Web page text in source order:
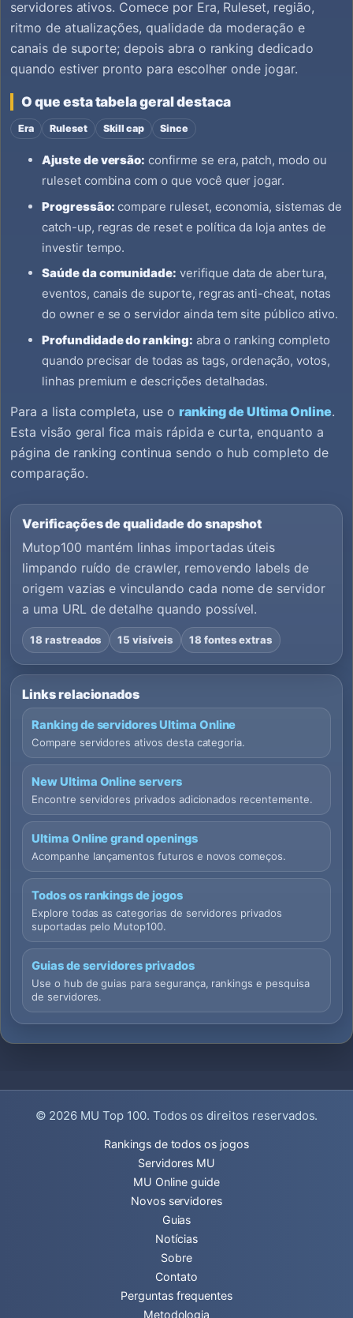
servidores ativos. Comece por Era, Ruleset, região,
ritmo de atualizações, qualidade da moderação e
canais de suporte; depois abra o ranking dedicado
quando estiver pronto para escolher onde jogar.
O que esta tabela geral destaca
Era Ruleset Skill cap Since
Ajuste de versão: confirme se era, patch, modo ou
ruleset combina com o que você quer jogar.
Progressão: compare ruleset, economia, sistemas de
catch-up, regras de reset e política da loja antes de
investir tempo.
Saúde da comunidade: verifique data de abertura,
eventos, canais de suporte, regras anti-cheat, notas
do owner e se o servidor ainda tem site público ativo.
Profundidade do ranking: abra o ranking completo
quando precisar de todas as tags, ordenação, votos,
linhas premium e descrições detalhadas.
Para a lista completa, use o ranking de Ultima Online.
Esta visão geral fica mais rápida e curta, enquanto a
página de ranking continua sendo o hub completo de
comparação.
Verificações de qualidade do snapshot
Mutop100 mantém linhas importadas úteis
limpando ruído de crawler, removendo labels de
origem vazias e vinculando cada nome de servidor
a uma URL de detalhe quando possível.
18 rastreados 15 visíveis 18 fontes extras
Links relacionados
Ranking de servidores Ultima Online
Compare servidores ativos desta categoria.
New Ultima Online servers
Encontre servidores privados adicionados recentemente.
Ultima Online grand openings
Acompanhe lançamentos futuros e novos começos.
Todos os rankings de jogos
Explore todas as categorias de servidores privados
suportadas pelo Mutop100.
Guias de servidores privados
Use o hub de guias para segurança, rankings e pesquisa
de servidores.
© 2026 MU Top 100. Todos os direitos reservados.
Rankings de todos os jogos
Servidores MU
MU Online guide
Novos servidores
Guias
Notícias
Sobre
Contato
Perguntas frequentes
Metodologia